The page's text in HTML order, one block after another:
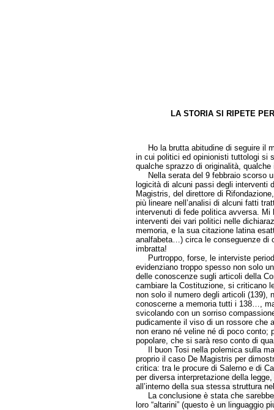
LA STORIA SI RIPETE
Ho la brutta abitudine di seguire il
in cui politici ed opinionisti tuttologi si
qualche sprazzo di originalità,
Nella serata del 9 febbraio scorso
logicità di alcuni passi degli interventi
Magistris, del direttore di
più lineare nell’analisi di alcuni fatti
intervenuti di fede politica avversa. Mi
interventi dei vari politici nelle
memoria, e la sua citazione latina
analfabeta…) circa le conseguenze
imbratta!
Purtroppo, forse, le interviste
evidenziano troppo spesso non solo
delle conoscenze sugli articoli della
cambiare la Costituzione, si criticano
non solo il numero degli articoli (139),
conoscerne a memoria tutti i 138…,
svicolando con un sorriso
pudicamente il viso di un rossore che
non erano né veline né di poco conto;
popolare, che si sarà reso conto di
Il buon Tosi nella polemica sulla
proprio il caso De Magistris per
critica: tra le procure di Salerno e di
per diversa interpretazione della
all’interno della sua stessa struttura
La conclusione è stata che sarebbe
loro “altarini” (questo è un linguaggio